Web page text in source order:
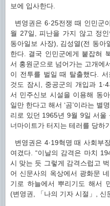
보에 입사한다.
변영권은 6·25전쟁 때 인민군
월 27일, 피난을 가지 않고 정
동아일보 사장), 김성열(전 동아
한다. 결국 인민군에게 붙잡혀
서 홍원군으로 넘어가는 고개에
이 전투를 벌일 때 탈출했다.
것도 잠시, 중공군의 개입과
서 민주신보 시설을 이용해 동
일만 한다고 해서 ‘곰’이라는 별
리로 있던 1965년 9월 9일 서울
너마이트가 터지는 테러를 당하
변영권은 4·19혁명 때 사회부
여겼다. “이날의 감격은 마치
시 맞는 듯 그렇게 감격스럽고
어 신문사의 옥상에서 광화문
기로 하늘에서 뿌리기도 해서
(변영권, 「나의 기자 시절」,